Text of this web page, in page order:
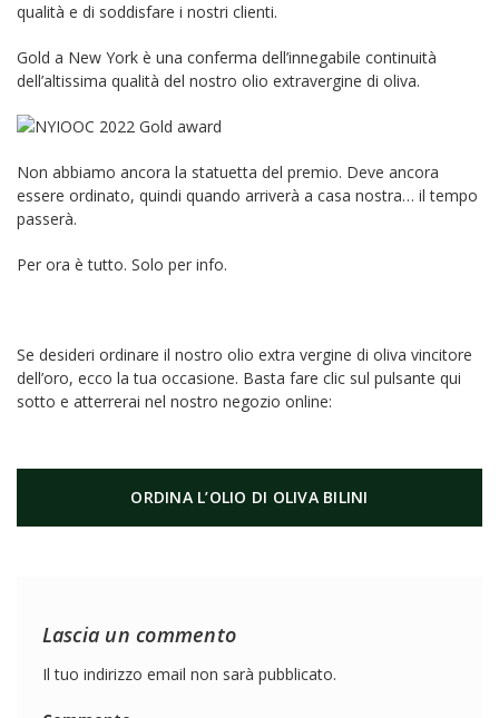
qualità e di soddisfare i nostri clienti.
Gold a New York è una conferma dell’innegabile continuità
dell’altissima qualità del nostro olio extravergine di oliva.
Non abbiamo ancora la statuetta del premio. Deve ancora
essere ordinato, quindi quando arriverà a casa nostra… il tempo
passerà.
Per ora è tutto. Solo per info.
Se desideri ordinare il nostro olio extra vergine di oliva vincitore
dell’oro, ecco la tua occasione. Basta fare clic sul pulsante qui
sotto e atterrerai nel nostro negozio online:
ORDINA L’OLIO DI OLIVA BILINI
Lascia un commento
Il tuo indirizzo email non sarà pubblicato.